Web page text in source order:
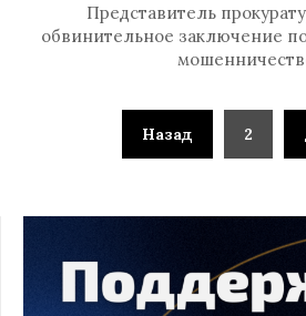
Представитель
обвинительное заключение
Назад 2